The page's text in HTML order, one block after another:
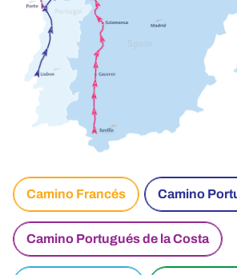
Camino Francés Camino
Camino Portugués de la Costa